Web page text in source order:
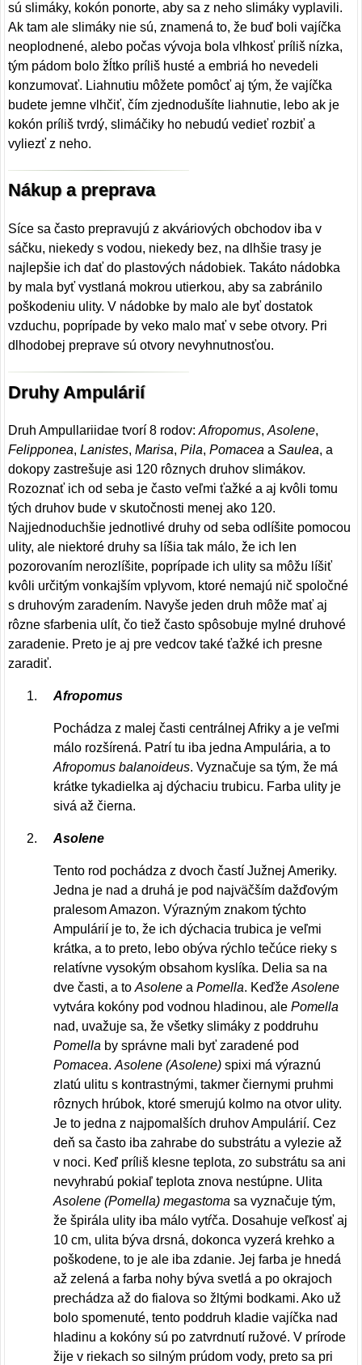
sú slimáky, kokón ponorte, aby sa z neho slimáky vyplavili.
Ak tam ale slimáky nie sú, znamená to, že buď boli vajíčka
neoplodnené, alebo počas vývoja bola vlhkosť príliš nízka,
tým pádom bolo žĺtko príliš husté a embriá ho nevedeli
konzumovať. Liahnutiu môžete pomôcť aj tým, že vajíčka
budete jemne vlhčiť, čím zjednodušíte liahnutie, lebo ak je
kokón príliš tvrdý, slimáčiky ho nebudú vedieť rozbiť a
vyliezť z neho.
Nákup a preprava
Síce sa často prepravujú z akváriových obchodov iba v
sáčku, niekedy s vodou, niekedy bez, na dlhšie trasy je
najlepšie ich dať do plastových nádobiek. Takáto nádobka
by mala byť vystlaná mokrou utierkou, aby sa zabránilo
poškodeniu ulity. V nádobke by malo ale byť dostatok
vzduchu, poprípade by veko malo mať v sebe otvory. Pri
dlhodobej preprave sú otvory nevyhnutnosťou.
Druhy Ampulárií
Druh Ampullariidae tvorí 8 rodov:Afropomus,Asolene,
Felipponea,Lanistes,Marisa,Pila,Pomacea aSaulea, a
dokopy zastrešuje asi 120 rôznych druhov slimákov.
Rozoznať ich od seba je často veľmi ťažké a aj kvôli tomu
tých druhov bude v skutočnosti menej ako 120.
Najjednoduchšie jednotlivé druhy od seba odlíšite pomocou
ulity, ale niektoré druhy sa líšia tak málo, že ich len
pozorovaním nerozlíšite, poprípade ich ulity sa môžu líšiť
kvôli určitým vonkajším vplyvom, ktoré nemajú nič spoločné
s druhovým zaradením. Navyše jeden druh môže mať aj
rôzne sfarbenia ulít, čo tiež často spôsobuje mylné druhové
zaradenie. Preto je aj pre vedcov také ťažké ich presne
zaradiť.
Afropomus
Pochádza z malej časti centrálnej Afriky a je veľmi
málo rozšírená. Patrí tu iba jedna Ampulária, a to
Afropomus balanoideus. Vyznačuje sa tým, že má
krátke tykadielka aj dýchaciu trubicu. Farba ulity je
sivá až čierna.
Asolene
Tento rod pochádza z dvoch častí Južnej Ameriky.
Jedna je nad a druhá je pod najväčším dažďovým
pralesom Amazon. Výrazným znakom týchto
Ampulárií je to, že ich dýchacia trubica je veľmi
krátka, a to preto, lebo obýva rýchlo tečúce rieky s
relatívne vysokým obsahom kyslíka. Delia sa na
dve časti, a toAsolene aPomella. KeďžeAsolene
vytvára kokóny pod vodnou hladinou, alePomella
nad, uvažuje sa, že všetky slimáky z poddruhu
Pomella by správne mali byť zaradené pod
Pomacea.Asolene (Asolene) spixi má výraznú
zlatú ulitu s kontrastnými, takmer čiernymi pruhmi
rôznych hrúbok, ktoré smerujú kolmo na otvor ulity.
Je to jedna z najpomalších druhov Ampulárií. Cez
deň sa často iba zahrabe do substrátu a vylezie až
v noci. Keď príliš klesne teplota, zo substrátu sa ani
nevyhrabú pokiaľ teplota znova nestúpne. Ulita
Asolene (Pomella) megastoma sa vyznačuje tým,
že špirála ulity iba málo vytŕča. Dosahuje veľkosť aj
10 cm, ulita býva drsná, dokonca vyzerá krehko a
poškodene, to je ale iba zdanie. Jej farba je hnedá
až zelená a farba nohy býva svetlá a po okrajoch
prechádza až do fialova so žltými bodkami. Ako už
bolo spomenuté, tento poddruh kladie vajíčka nad
hladinu a kokóny sú po zatvrdnutí ružové. V prírode
žije v riekach so silným prúdom vody, preto sa pri